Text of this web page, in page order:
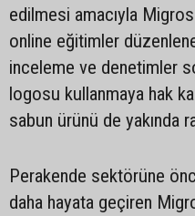
edilmesi amacıyla
online eğitimler
inceleme ve denetimler
logosu kullanmaya hak
sabun ürünü de yakında
Perakende sektörüne
daha hayata geçiren